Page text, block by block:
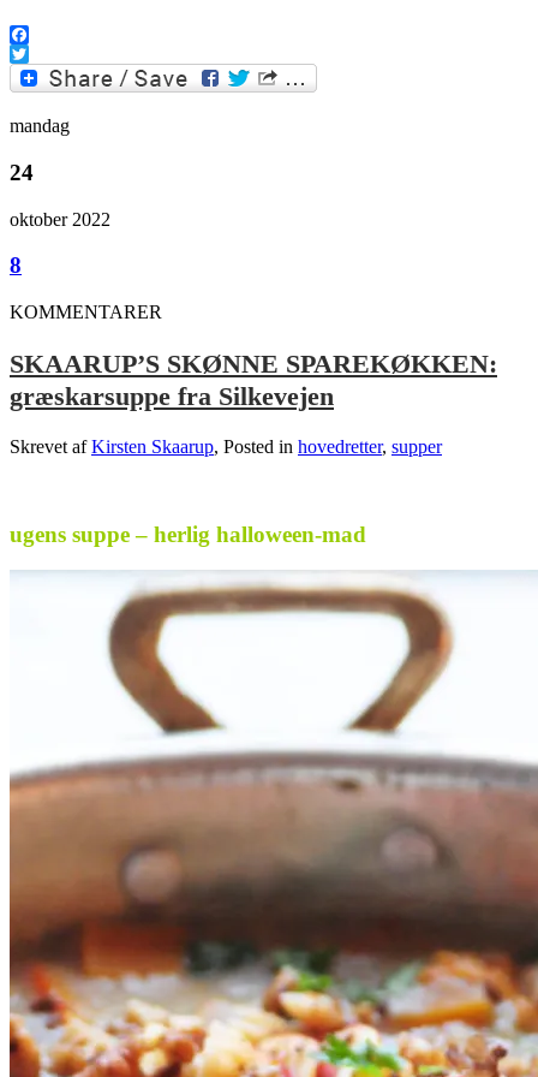
Facebook
Twitter
mandag
24
oktober 2022
8
KOMMENTARER
SKAARUP’S SKØNNE SPAREKØKKEN:
græskarsuppe fra Silkevejen
Skrevet afKirsten Skaarup, Posted in hovedretter, supper
ugens suppe – herlig halloween-mad